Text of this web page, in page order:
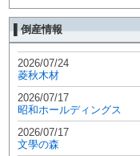
▌倒産情報
2026/07/24
菱秋木材
2026/07/17
昭和ホールディングス
2026/07/17
文學の森